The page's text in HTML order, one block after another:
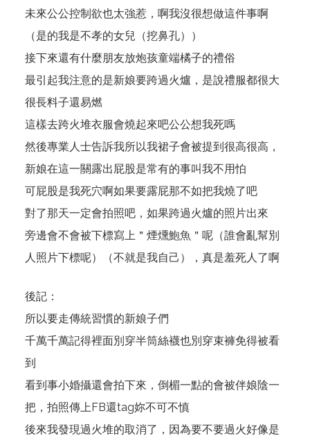
未來公公控制欲也太強惹，啊我沒很想做這件事啊
（是的我是不孝的女兒（挖鼻孔））
接下來還有什麼朋友放炮孩童端橘子的禮俗
最引起我注意的是新娘要跨過火爐，是說禮服都很大
很長料子還易燃
這樣去跨火堆衣服會燒起來吧公公想我死嗎
然後專業人士告訴我所以我裙子會被提到很高很高，
新娘在這一關露出屁股是常有的事叫我不用怕
可屁股是我死穴啊如果要露屁那不如把我燒了吧
對了那天一定會拍照吧，如果跨過火爐的照片出來
旁邊會不會被下標寫上＂煙燻鮑魚＂呢（誰會亂幫別
人照片下標呢）（不就是我自己），真是羞死人了啊
後記：
所以要走傳統習慣的新娘子們
千萬千萬記得裡面別穿半筒絲襪也別穿束褲免得被看
到
看到事小婚攝還會拍下來，倒楣一點的會被伴娘陰一
把，拍照傳上FB還tag妳不可不慎
後來我發現過火堆的取消了，因為要不要過火好像是